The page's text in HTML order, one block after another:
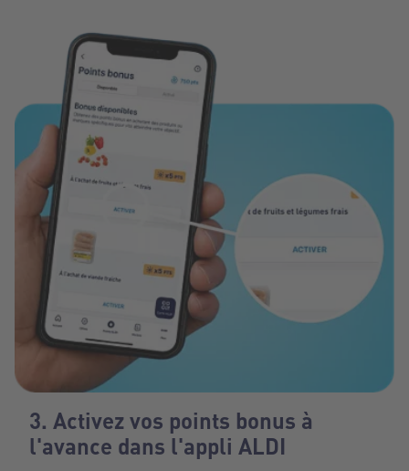
3. Activez vos points bonus à
l'avance dans l'appli ALDI